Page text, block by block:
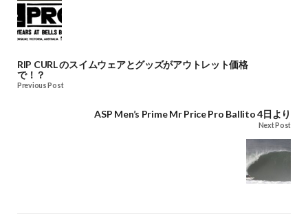
RIP CURL のスイムウェアとグッズがアウトレット価格
で！？
Previous Post
ASP Men’s Prime Mr Price Pro Ballito 4日より
Next Post